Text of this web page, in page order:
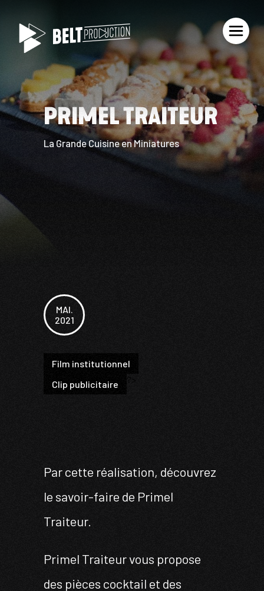
PRIMEL TRAITEUR
La Grande Cuisine en Miniatures
MAI.
2021
Film institutionnel
Clip publicitaire
?>
Par cette réalisation, découvrez
le savoir-faire de Primel
Traiteur.
Primel Traiteur vous propose
des pièces cocktail et des